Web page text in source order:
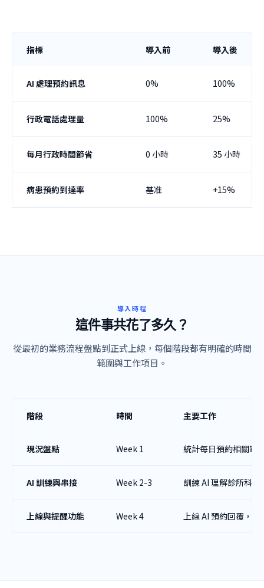
指標 導入前 導入後
AI 處理預約訊息 0% 100%
行政電話處理量 100% 25%
每月行政時間節省 0 小時 35 小時
病患預約到達率 基准 +15%
導入時程
這件事共花了多久？
從最初的業務流程盤點到正式上線，每個階段都有明確的時間
範圍與工作項目。
階段 時間 主要工作
現況盤點 Week 1 統計每日預約相關電
AI 訓練與串接 Week 2-3 訓練 AI 理解診所科
上線與提醒功能 Week 4 上線 AI 預約回覆，